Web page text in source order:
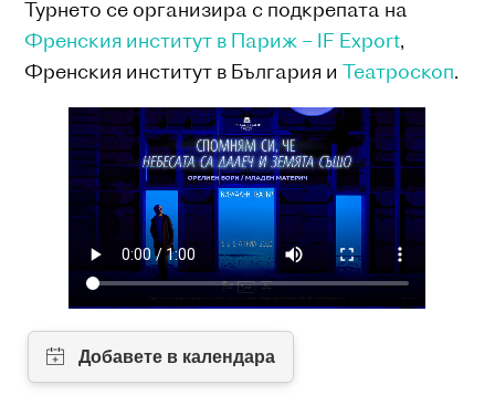
Турнето се организира с подкрепата на
Френския институт в Париж – IF Export,
Френския институт в България иТеатроскоп.